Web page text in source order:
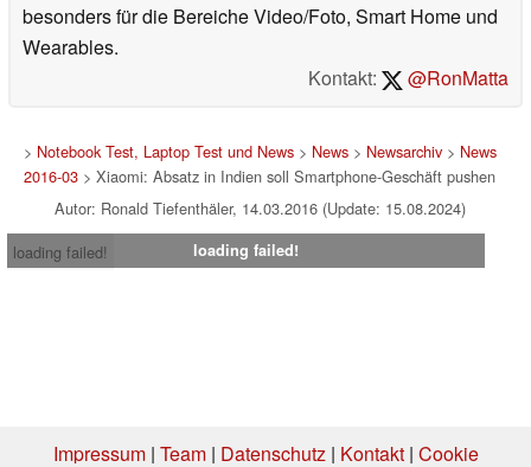
besonders für die Bereiche Video/Foto, Smart Home und
Wearables.
Kontakt:
@RonMatta
> Notebook Test, Laptop Test und News> News> Newsarchiv> News
2016-03 > Xiaomi: Absatz in Indien soll Smartphone-Geschäft pushen
Autor: Ronald Tiefenthäler, 14.03.2016 (Update: 15.08.2024)
loading failed!
loading failed!
Impressum| Team| Datenschutz| Kontakt| Cookie